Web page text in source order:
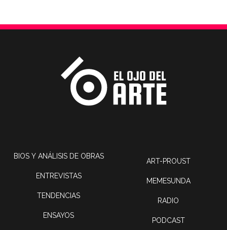
BIOS Y ANÁLISIS DE OBRAS
ENTREVISTAS
TENDENCIAS
ENSAYOS
ART-PROUST
MEMESUNDA
RADIO
PODCAST